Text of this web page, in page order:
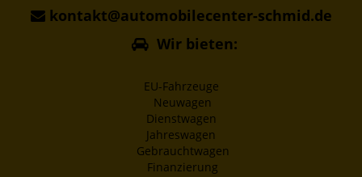
kontakt@automobilecenter-schmid.de
Wir bieten:
EU-Fahrzeuge
Neuwagen
Dienstwagen
Jahreswagen
Gebrauchtwagen
Finanzierung